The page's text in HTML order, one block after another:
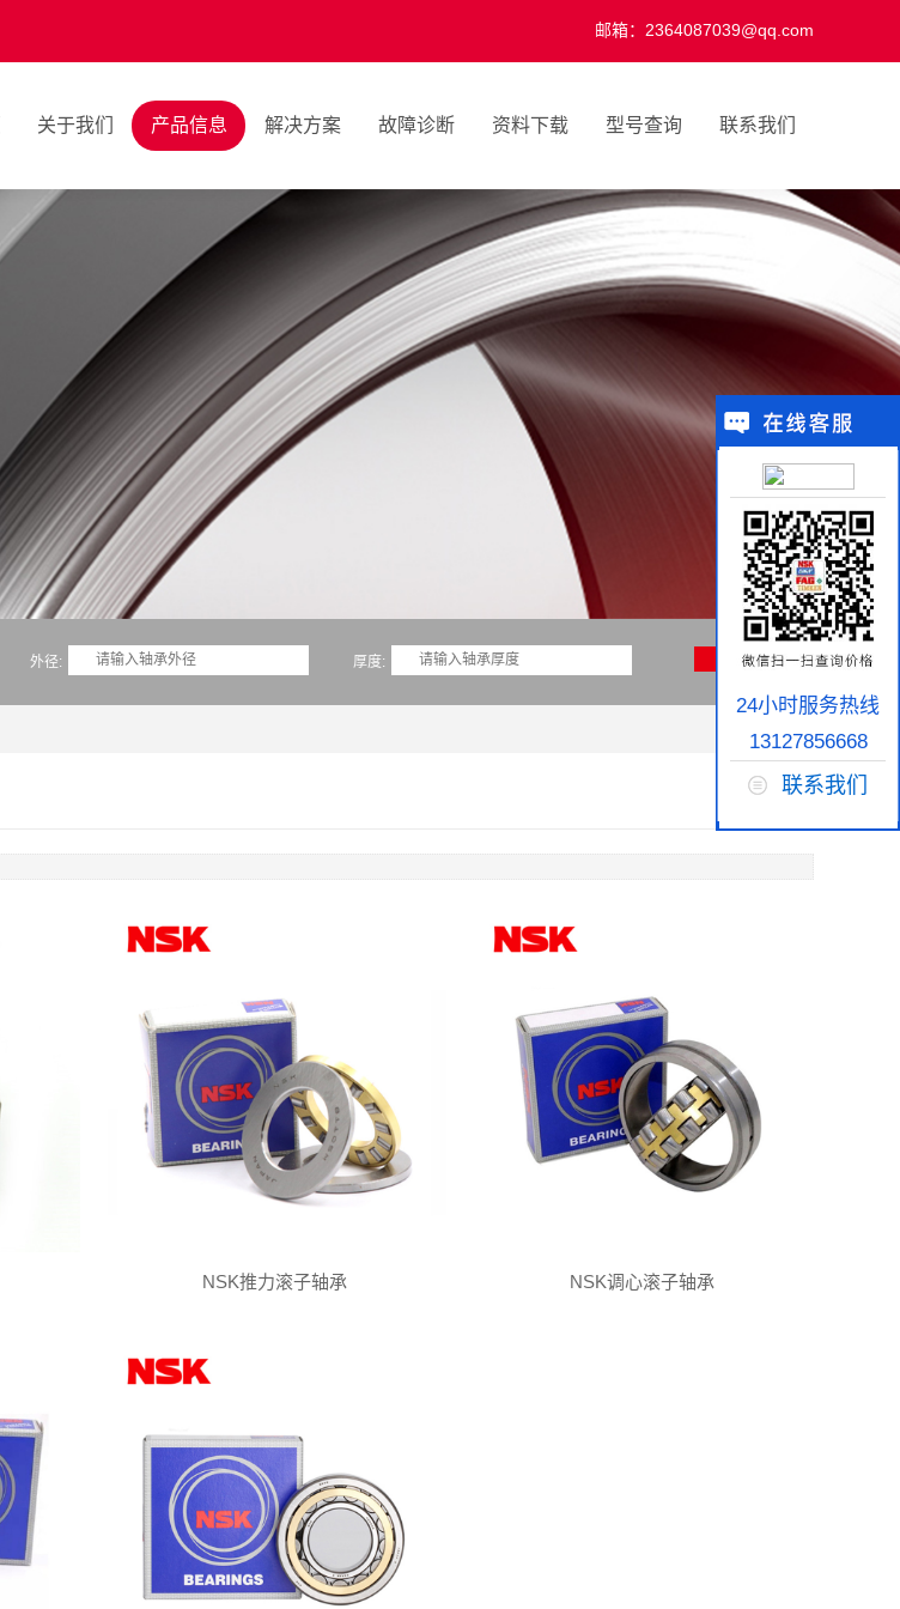
邮箱：2364087039@qq.com
关于我们 产品信息 解决方案 故障诊断 资料下载 型号查询 联系我们
外径: 厚度:
NSK推力滚子轴承 NSK调心滚子轴承
24小时服务热线
13127856668
联系我们